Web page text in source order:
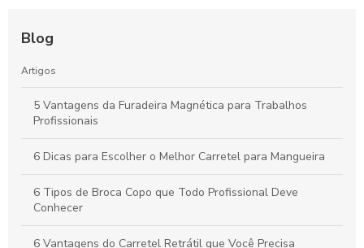
Blog
Artigos
5 Vantagens da Furadeira Magnética para Trabalhos
Profissionais
6 Dicas para Escolher o Melhor Carretel para Mangueira
6 Tipos de Broca Copo que Todo Profissional Deve
Conhecer
6 Vantagens do Carretel Retrátil que Você Precisa